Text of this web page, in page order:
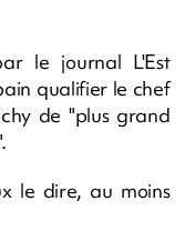
le journal L'Est
qualifier le chef
de "plus grand
le dire, au moins